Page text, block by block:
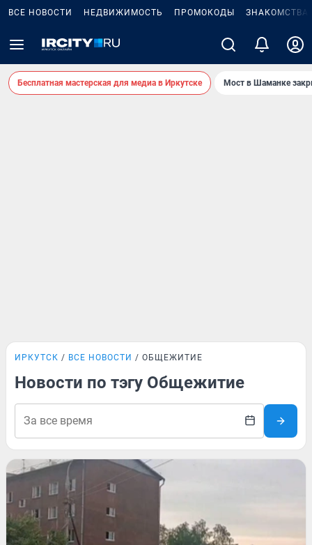
ВСЕ НОВОСТИ НЕДВИЖИМОСТЬ ПРОМОКОДЫ ЗНАКОМСТВА
Бесплатная мастерская для медиа в Иркутске Мост в Шаманке
ИРКУТСК ВСЕ НОВОСТИ ОБЩЕЖИТИЕ
Новости по тэгу Общежитие